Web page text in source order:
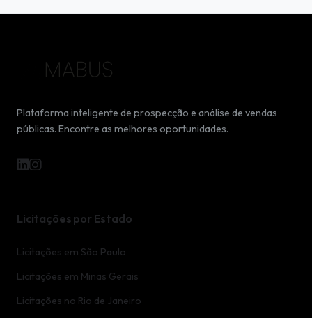
Plataforma inteligente de prospecção e análise de vendas
públicas. Encontre as melhores oportunidades.
Licitações por Estado
Licitações em São Paulo
Licitações em Minas Gerais
Licitações no Rio de Janeiro